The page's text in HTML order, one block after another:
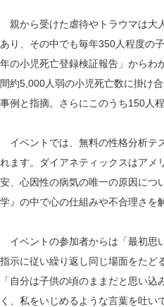
親から受けた虐待やトラウマは大
あり、その中でも毎年350人程度の
年の小児死亡登録検証報告」からわ
間約5,000人弱の小児死亡数に掛け
事例と指摘。さらにこのうち150人
イベントでは、無料の性格分析テ
れます。ダイアネティックスはアメ
安、心因性の病気の唯一の原因につ
学』の中で心の仕組みや不合理さを
イベントの参加者からは「最初思
指示に従い繰り返し同じ場面をたど
「自分は子供の頃のままだと思い
く、私をいじめるような言葉を吐